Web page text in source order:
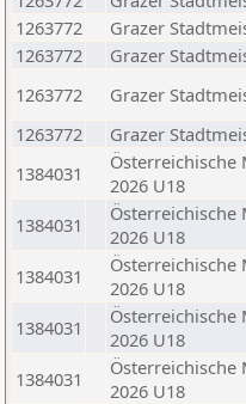
1263772
Grazer
1263772
Grazer
1263772
Grazer
1263772
Grazer
1384031
Österreichische
2026 U18
1384031
Österreichische
2026 U18
1384031
Österreichische
2026 U18
1384031
Österreichische
2026 U18
1384031
Österreichische
2026 U18